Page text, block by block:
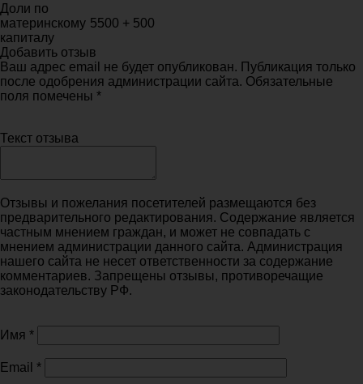
Доли по
материнскому
капиталу
5500 + 500
Добавить отзыв
Ваш адрес email не будет опубликован. Публикация только
после одобрения администрации сайта. Обязательные
поля помечены *
Текст отзыва
Отзывы и пожелания посетителей размещаются без
предварительного редактирования. Содержание является
частным мнением граждан, и может не совпадать с
мнением администрации данного сайта. Администрация
нашего сайта не несет ответственности за содержание
комментариев. Запрещены отзывы, противоречащие
законодательству РФ.
Имя *
Email *